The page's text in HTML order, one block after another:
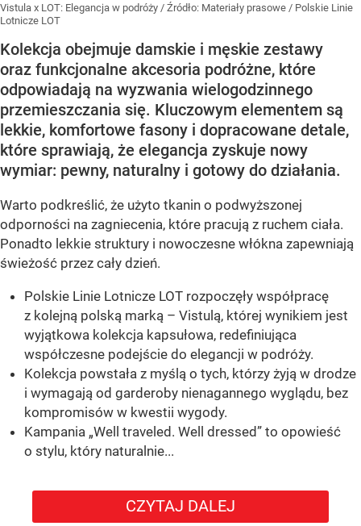
Vistula x LOT: Elegancja w podróży / Źródło: Materiały prasowe / Polskie Linie
Lotnicze LOT
Kolekcja obejmuje damskie i męskie zestawy
oraz funkcjonalne akcesoria podróżne, które
odpowiadają na wyzwania wielogodzinnego
przemieszczania się. Kluczowym elementem są
lekkie, komfortowe fasony i dopracowane detale,
które sprawiają, że elegancja zyskuje nowy
wymiar: pewny, naturalny i gotowy do działania.
Warto podkreślić, że użyto tkanin o podwyższonej
odporności na zagniecenia, które pracują z ruchem ciała.
Ponadto lekkie struktury i nowoczesne włókna zapewniają
świeżość przez cały dzień.
Polskie Linie Lotnicze LOT rozpoczęły współpracę
z kolejną polską marką – Vistulą, której wynikiem jest
wyjątkowa kolekcja kapsułowa, redefiniująca
współczesne podejście do elegancji w podróży.
Kolekcja powstała z myślą o tych, którzy żyją w drodze
i wymagają od garderoby nienagannego wyglądu, bez
kompromisów w kwestii wygody.
Kampania „Well traveled. Well dressed” to opowieść
o stylu, który naturalnie...
CZYTAJ DALEJ